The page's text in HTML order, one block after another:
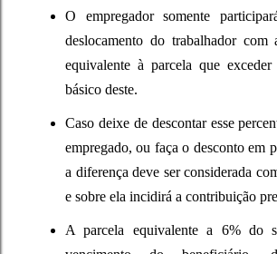
O empregador somente
deslocamento do trabalhador
equivalente à parcela que
básico deste.
Caso deixe de descontar esse
empregado, ou faça o desconto em
a diferença deve ser considerada
e sobre ela incidirá a contribuição
A parcela equivalente a 6% do